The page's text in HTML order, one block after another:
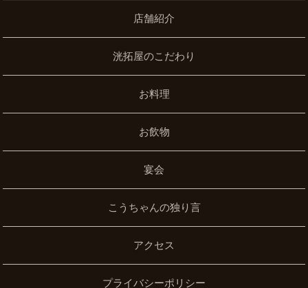
店舗紹介
洸拓屋のこだわり
お料理
お飲物
宴会
こうちゃんの独り言
アクセス
プライバシーポリシー